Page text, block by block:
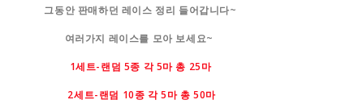
그동안 판매하던 레이스 정리 들어갑니다~
여러가지 레이스를 모아 보세요~
1세트-랜덤 5종 각 5마 총 25마
2세트-랜덤 10종 각 5마 총 50마